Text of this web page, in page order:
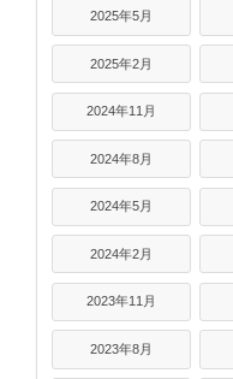
2025年5月
2025年2月
2024年11月
2024年8月
2024年5月
2024年2月
2023年11月
2023年8月